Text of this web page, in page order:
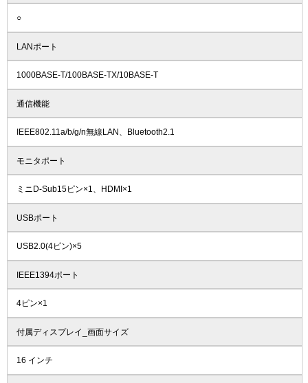
○
LANポート
1000BASE-T/100BASE-TX/10BASE-T
通信機能
IEEE802.11a/b/g/n無線LAN、Bluetooth2.1
モニタポート
ミニD-Sub15ピン×1、HDMI×1
USBポート
USB2.0(4ピン)×5
IEEE1394ポート
4ピン×1
付属ディスプレイ_画面サイズ
16 インチ